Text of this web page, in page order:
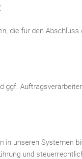
die für den
ggf.
in unseren Systemen
und